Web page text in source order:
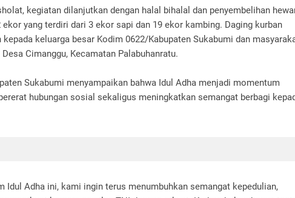
kegiatan dilanjutkan dengan halal bihalal dan penyembelihan
ekor yang terdiri dari 3 ekor sapi dan 19 ekor kambing. Daging kurban
kepada keluarga besar Kodim 0622/Kabupaten Sukabumi dan
Cimanggu, Kecamatan Palabuhanratu.
Sukabumi menyampaikan bahwa Idul Adha menjadi momentum
hubungan sosial sekaligus meningkatkan semangat berbagi
Idul Adha ini, kami ingin terus menumbuhkan semangat kepedulian,